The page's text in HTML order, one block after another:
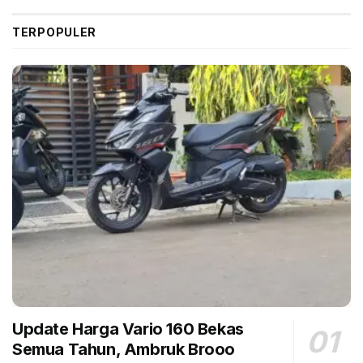
termasuk untuk kobalt, nikel, aluminium, dan tembaga
logistik. Kedua, menyediakan sumber energi hijau
melalui PLTA yang mayoritas akan beroperasi tahun
2030 dengan emisi karbon rendah. Selain itu, harga
listrik PLTA hanya US$ 6-8 sen per kWh, di bawah
PLTU batu bara.
“Dengan begini, harga baterai lithium NCM Indonesia
ditargetkan mencapai US$ 90 per kWh,” kata dia.
kerennya demand side, pemerintah menyiapkan
Rencananya, pembelian sepeda motor listrik akan
TERPOPULER
Update Harga Vario 160 Bekas
Semua Tahun, Ambruk Brooo